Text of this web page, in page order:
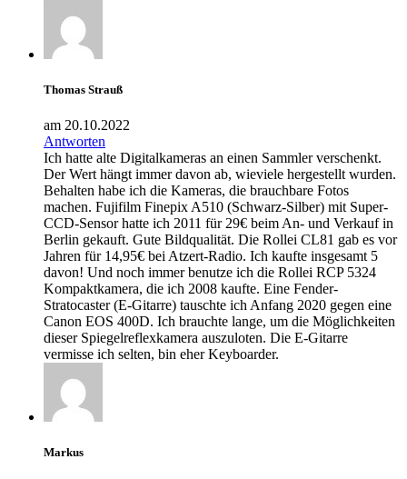
Thomas Strauß
am 20.10.2022
Antworten
Ich hatte alte Digitalkameras an einen Sammler verschenkt.
Der Wert hängt immer davon ab, wieviele hergestellt wurden.
Behalten habe ich die Kameras, die brauchbare Fotos
machen. Fujifilm Finepix A510 (Schwarz-Silber) mit Super-
CCD-Sensor hatte ich 2011 für 29€ beim An- und Verkauf in
Berlin gekauft. Gute Bildqualität. Die Rollei CL81 gab es vor
Jahren für 14,95€ bei Atzert-Radio. Ich kaufte insgesamt 5
davon! Und noch immer benutze ich die Rollei RCP 5324
Kompaktkamera, die ich 2008 kaufte. Eine Fender-
Stratocaster (E-Gitarre) tauschte ich Anfang 2020 gegen eine
Canon EOS 400D. Ich brauchte lange, um die Möglichkeiten
dieser Spiegelreflexkamera auszuloten. Die E-Gitarre
vermisse ich selten, bin eher Keyboarder.
Markus